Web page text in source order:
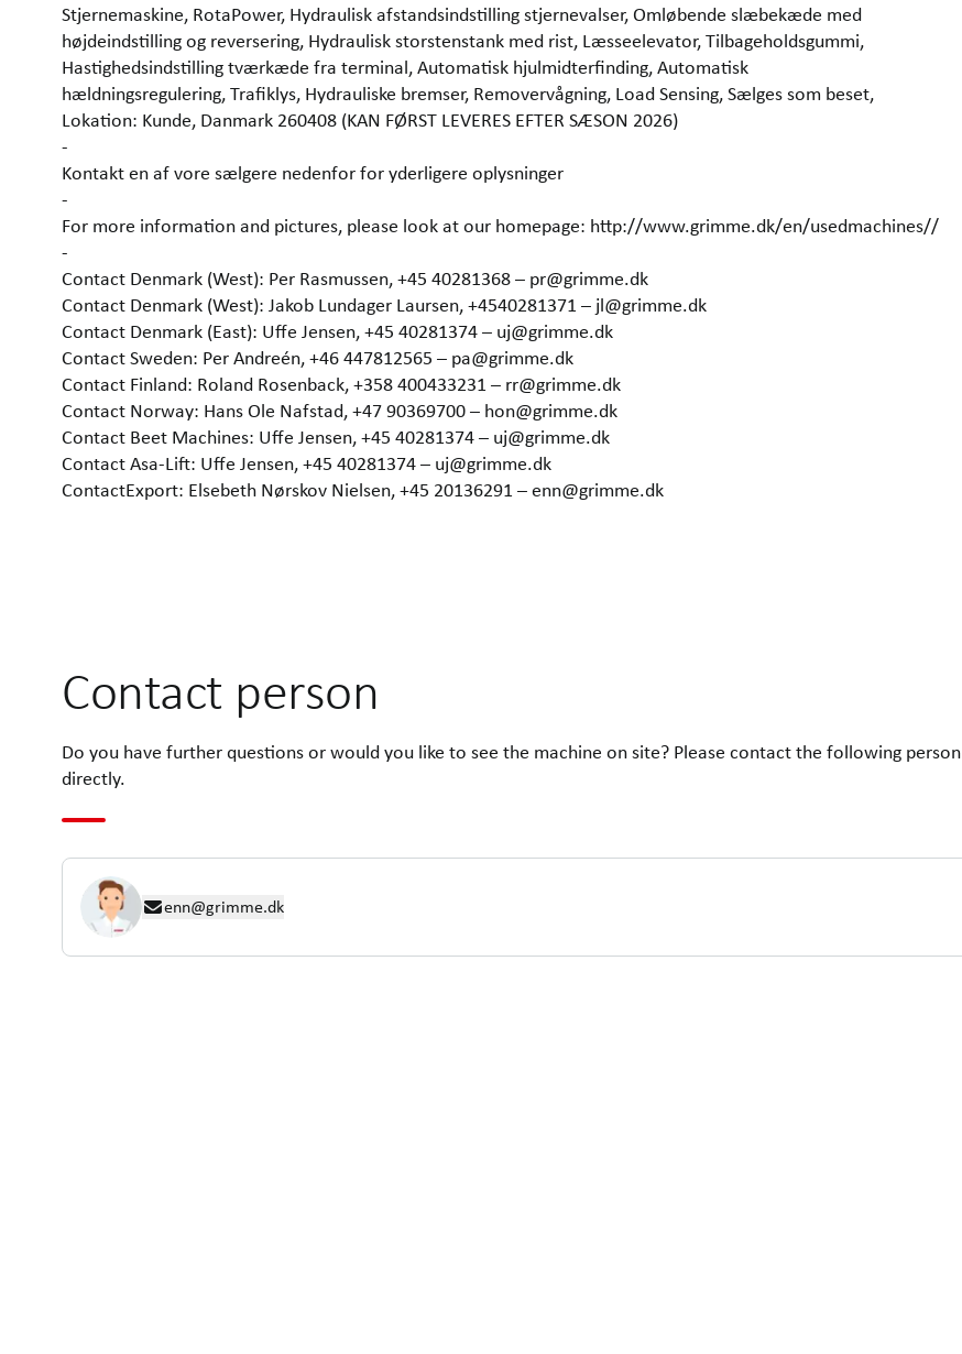
Stjernemaskine, RotaPower, Hydraulisk afstandsindstilling stjernevalser, Omløbende slæbekæde med
højdeindstilling og reversering, Hydraulisk storstenstank med rist, Læsseelevator, Tilbageholdsgummi,
Hastighedsindstilling tværkæde fra terminal, Automatisk hjulmidterfinding, Automatisk
hældningsregulering, Trafiklys, Hydrauliske bremser, Removervågning, Load Sensing, Sælges som beset,
Lokation: Kunde, Danmark 260408 (KAN FØRST LEVERES EFTER SÆSON 2026)
-
Kontakt en af vore sælgere nedenfor for yderligere oplysninger
-
For more information and pictures, please look at our homepage: http://www.grimme.dk/en/usedmachines//
-
Contact Denmark (West): Per Rasmussen, +45 40281368 – pr@grimme.dk
Contact Denmark (West): Jakob Lundager Laursen, +4540281371 – jl@grimme.dk
Contact Denmark (East): Uffe Jensen, +45 40281374 – uj@grimme.dk
Contact Sweden: Per Andreén, +46 447812565 – pa@grimme.dk
Contact Finland: Roland Rosenback, +358 400433231 – rr@grimme.dk
Contact Norway: Hans Ole Nafstad, +47 90369700 – hon@grimme.dk
Contact Beet Machines: Uffe Jensen, +45 40281374 – uj@grimme.dk
Contact Asa-Lift: Uffe Jensen, +45 40281374 – uj@grimme.dk
ContactExport: Elsebeth Nørskov Nielsen, +45 20136291 – enn@grimme.dk
Contact person
Do you have further questions or would you like to see the machine on site? Please contact the following person
directly.
enn@grimme.dk